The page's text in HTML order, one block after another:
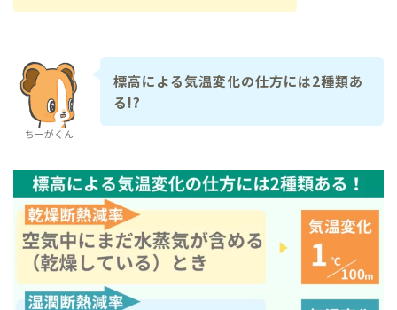
ちーがくん
標高による気温変化の仕方には2種類あ
る!?